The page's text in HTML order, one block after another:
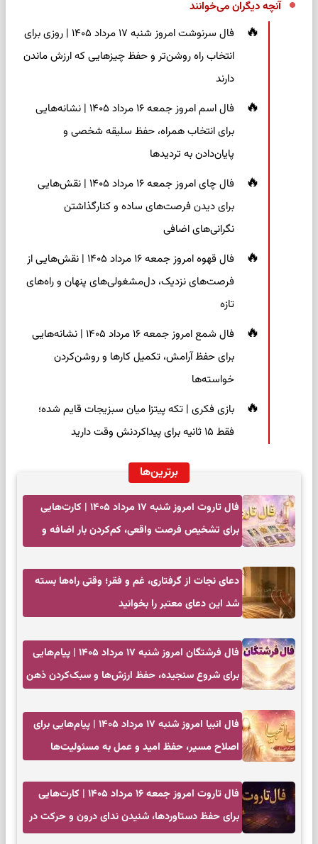
آنچه دیگران می‌خوانند
فال سرنوشت امروز شنبه ۱۷ مرداد ۱۴۰۵ | روزی برای
انتخاب راه روشن‌تر و حفظ چیزهایی که ارزش ماندن
دارند
فال اسم امروز جمعه ۱۶ مرداد ۱۴۰۵ | نشانه‌هایی
برای انتخاب همراه، حفظ سلیقه شخصی و
پایان‌دادن به تردیدها
فال چای امروز جمعه ۱۶ مرداد ۱۴۰۵ | نقش‌هایی
برای دیدن فرصت‌های ساده و کنارگذاشتن
نگرانی‌های اضافی
فال قهوه امروز جمعه ۱۶ مرداد ۱۴۰۵ | نقش‌هایی از
فرصت‌های نزدیک، دل‌مشغولی‌های پنهان و راه‌های
تازه
فال شمع امروز جمعه ۱۶ مرداد ۱۴۰۵ | نشانه‌هایی
برای حفظ آرامش، تکمیل کارها و روشن‌کردن
خواسته‌ها
بازی فکری | تکه پیتزا میان سبزیجات قایم شده؛
فقط ۱۵ ثانیه برای پیداکردنش وقت دارید
برترین‌ها
فال تاروت امروز شنبه ۱۷ مرداد ۱۴۰۵ | کارت‌هایی
برای تشخیص فرصت واقعی، کم‌کردن بار اضافه و
دعای نجات از گرفتاری، غم و فقر؛ وقتی راه‌ها بسته
شد این دعای معتبر را بخوانید
فال فرشتگان امروز شنبه ۱۷ مرداد ۱۴۰۵ | پیام‌هایی
برای شروع سنجیده، حفظ ارزش‌ها و سبک‌کردن ذهن
فال انبیا امروز شنبه ۱۷ مرداد ۱۴۰۵ | پیام‌هایی برای
اصلاح مسیر، حفظ امید و عمل به مسئولیت‌ها
فال تاروت امروز جمعه ۱۶ مرداد ۱۴۰۵ | کارت‌هایی
برای حفظ دستاوردها، شنیدن ندای درون و حرکت در